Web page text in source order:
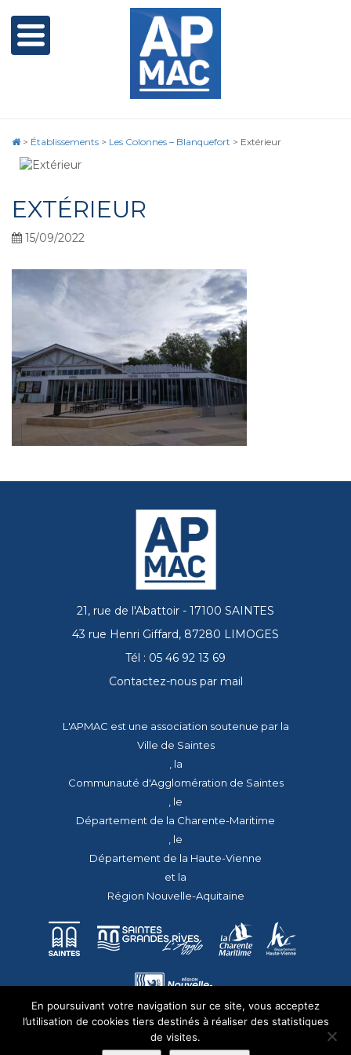
> Établissements > Les Colonnes – Blanquefort > Extérieur
EXTÉRIEUR
15/09/2022
21, rue de l'Abattoir - 17100 SAINTES
43 rue Henri Giffard, 87280 LIMOGES
Tél : 05 46 92 13 69
Contactez-nous par mail
L'APMAC est une association soutenue par la
Ville de Saintes
, la
Communauté d'Agglomération de Saintes
, le
Département de la Charente-Maritime
, le
Département de la Haute-Vienne
et la
Région Nouvelle-Aquitaine
En poursuivant votre navigation sur ce site, vous acceptez
l’utilisation de cookies tiers destinés à réaliser des statistiques
de visites.